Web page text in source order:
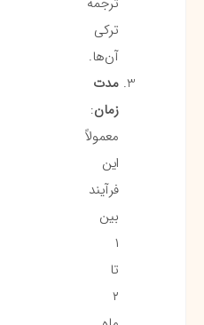
ترکی
آن‌ها.
مدت
زمان:
معمولاً
این
فرآیند
بین
۱
تا
۲